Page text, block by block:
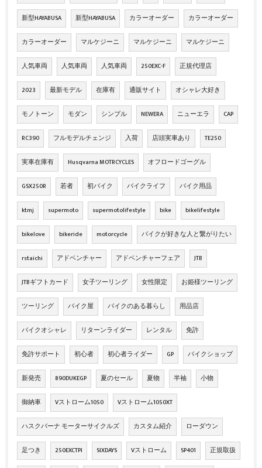
新型HAYABUSA 新型HAYABUSA カラーオーダー カラーオーダー
カラーオーダー マルケジーニ マルケジーニ マルケジーニ
人気車両 人気車両 人気車両 250EXC-F 正規代理店
2023 最新モデル 在庫有 通販サイト オシャレ大好き
モノトーン モダン シンプル NEWERA ニューエラ CAP
RC390 フルモデルチェンジ 入荷 店頭実車あり TE250
実車在庫有 Husqvarna MOTRCYCLES オフロードゴーグル
GSX250R 若者 初バイク バイクライフ バイク用品
ktmj supermoto supermotolifestyle bike bikelifestyle
bikelove bikeride motorcycle バイクが好きな人と繋がりたい
rstaichi アドベンチャー アドベンチャーフェア JTB
JTBギフトカード 女子ツーリング 女性限定 お姫様ツーリング
ツーリング バイク屋 バイクのある暮らし 用品店
バイクオシャレ リターンライダー レンタル 免許
免許サポート 初心者 初心者ライダー GP バイクショップ
新発売 890DUKEGP 夏のセール 夏物 半袖 小物
御納車 Vストローム1050 Vストローム1050XT
ハスクバーナ モーターサイクルズ カスタム紹介 ローダウン
足つき 250EXCTPI SIXDAYS Vストローム SP401 正規取扱